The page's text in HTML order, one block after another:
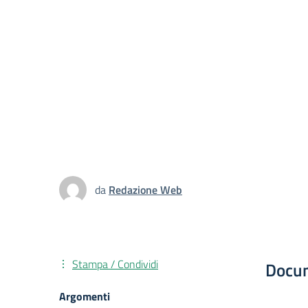
da Redazione Web
Stampa / Condividi
Argomenti